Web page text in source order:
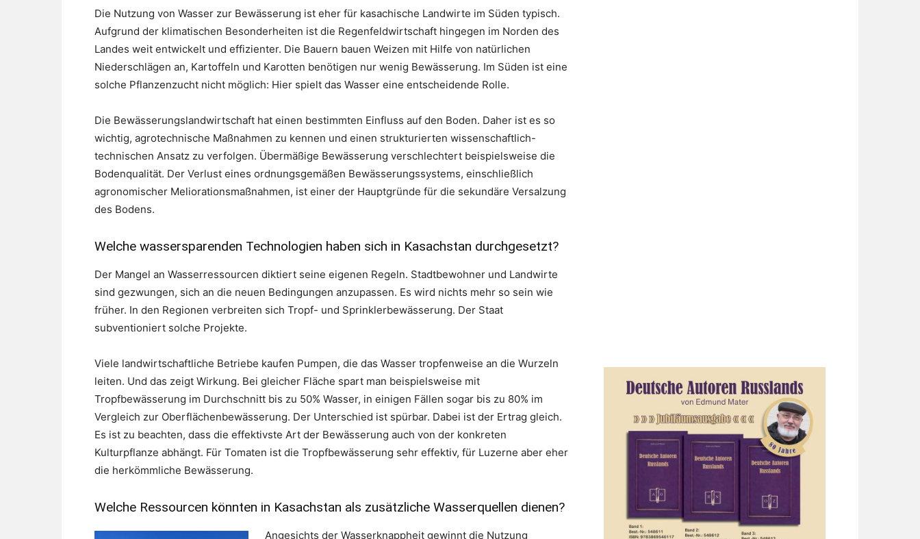
Die Nutzung von Wasser zur Bewässerung ist eher für kasachische Landwirte im Süden typisch.
Aufgrund der klimatischen Besonderheiten ist die Regenfeldwirtschaft hingegen im Norden des
Landes weit entwickelt und effizienter. Die Bauern bauen Weizen mit Hilfe von natürlichen
Niederschlägen an, Kartoffeln und Karotten benötigen nur wenig Bewässerung. Im Süden ist eine
solche Pflanzenzucht nicht möglich: Hier spielt das Wasser eine entscheidende Rolle.
Die Bewässerungslandwirtschaft hat einen bestimmten Einfluss auf den Boden. Daher ist es so
wichtig, agrotechnische Maßnahmen zu kennen und einen strukturierten wissenschaftlich-
technischen Ansatz zu verfolgen. Übermäßige Bewässerung verschlechtert beispielsweise die
Bodenqualität. Der Verlust eines ordnungsgemäßen Bewässerungssystems, einschließlich
agronomischer Meliorationsmaßnahmen, ist einer der Hauptgründe für die sekundäre Versalzung
des Bodens.
Welche wassersparenden Technologien haben sich in Kasachstan durchgesetzt?
Der Mangel an Wasserressourcen diktiert seine eigenen Regeln. Stadtbewohner und Landwirte
sind gezwungen, sich an die neuen Bedingungen anzupassen. Es wird nichts mehr so sein wie
früher. In den Regionen verbreiten sich Tropf- und Sprinklerbewässerung. Der Staat
subventioniert solche Projekte.
Viele landwirtschaftliche Betriebe kaufen Pumpen, die das Wasser tropfenweise an die Wurzeln
leiten. Und das zeigt Wirkung. Bei gleicher Fläche spart man beispielsweise mit
Tropfbewässerung im Durchschnitt bis zu 50% Wasser, in einigen Fällen sogar bis zu 80% im
Vergleich zur Oberflächenbewässerung. Der Unterschied ist spürbar. Dabei ist der Ertrag gleich.
Es ist zu beachten, dass die effektivste Art der Bewässerung auch von der konkreten
Kulturpflanze abhängt. Für Tomaten ist die Tropfbewässerung sehr effektiv, für Luzerne aber eher
die herkömmliche Bewässerung.
Welche Ressourcen könnten in Kasachstan als zusätzliche Wasserquellen dienen?
Angesichts der Wasserknappheit gewinnt die Nutzung